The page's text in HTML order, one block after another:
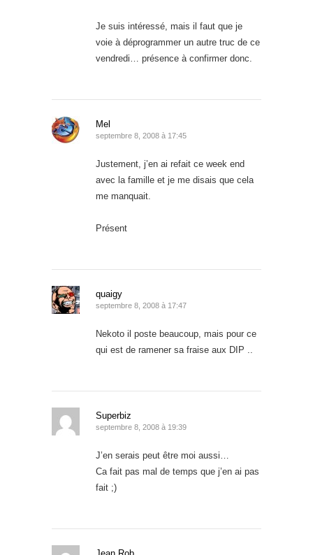
Je suis intéressé, mais il faut que je
voie à déprogrammer un autre truc de ce
vendredi… présence à confirmer donc.
Mel
septembre 8, 2008 à 17:45
Justement, j’en ai refait ce week end
avec la famille et je me disais que cela
me manquait.
Présent
quaigy
septembre 8, 2008 à 17:47
Nekoto il poste beaucoup, mais pour ce
qui est de ramener sa fraise aux DIP ..
Superbiz
septembre 8, 2008 à 19:39
J’en serais peut être moi aussi…
Ca fait pas mal de temps que j’en ai pas
fait ;)